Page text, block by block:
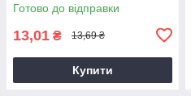
Готово до відправки
13,01 ₴ 13,69 ₴
Купити